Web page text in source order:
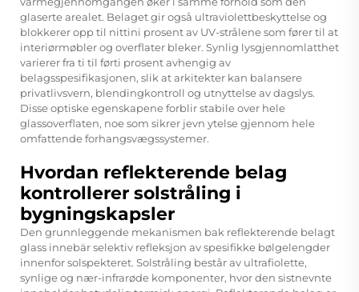
glaserte arealet. Belaget gir også ultraviolettbeskyttelse og
blokkerer opp til nittini prosent av UV-strålene som fører til at
interiørmøbler og overflater bleker. Synlig lysgjennomlatthet
varierer fra ti til førti prosent avhengig av
belagsspesifikasjonen, slik at arkitekter kan balansere
privatlivsvern, blendingkontroll og utnyttelse av dagslys.
Disse optiske egenskapene forblir stabile over hele
glassoverflaten, noe som sikrer jevn ytelse gjennom hele
omfattende forhangsvægssystemer.
Hvordan reflekterende belag
kontrollerer solstråling i
bygningskapsler
Den grunnleggende mekanismen bak reflekterende belagt
glass innebär selektiv refleksjon av spesifikke bølgelengder
innenfor solspekteret. Solstråling består av ultrafiolette,
synlige og nær-infrarøde komponenter, hvor den sistnevnte